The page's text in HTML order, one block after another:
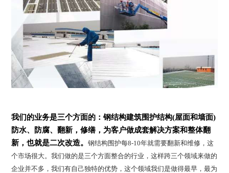
我们的业务是三个方面的：钢结构建筑围护结构(屋面和墙面)
防水、防腐、翻新，修缮，为客户做成套解决方案和整体翻
新，也就是二次改造。钢结构围护每8-10年就需要翻新和维修，这
个市场很大。我们做的是三个方面整合的行业，这样跨三个领域来做的
企业并不多，我们有自己独特的优势，这个领域我们是做得最早，最为